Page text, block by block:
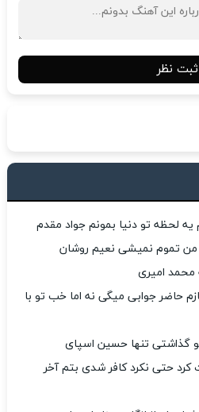
ثبت نظر
یه لحظه تو دنیا بمونم جواد مقدم
من تموم نمیشى نعیم روشان
امیری
حاضر جوابی میگی نه اما خب تو با
گذاشتی تنها حسین اسپای
حتی نکرد کافر شدی بتم آخر